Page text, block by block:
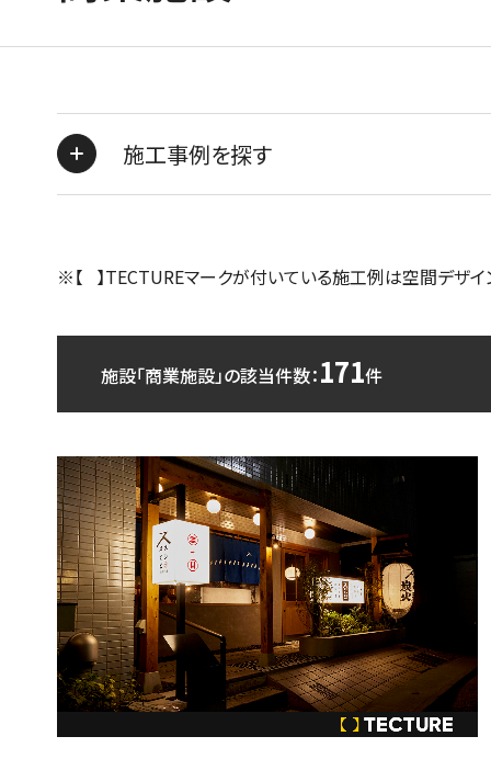
施工事例を探す
※【 】TECTUREマークが付いている施工例は空間デザイ
施設「商業施設」の該当件数：171件